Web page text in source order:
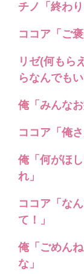
チノ「終わり
ココア「ご褒
リゼ(何もら
らなんでも
俺「みんな
ココア「俺
俺「何がほ
れ」
ココア「な
て！」
俺「ごめん
な」